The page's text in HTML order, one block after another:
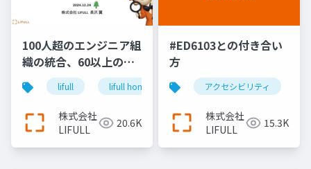
100人超のエンジニア組
織の統合、60以上のア
プリケーションの基盤
集約、日本最大級の不
動産・住宅情報サイト
『LIFULL HOME'S』を
支え続けるエンジニア
lifull lifull home's cto keel
株式会社
LIFULL
20.6K
#ED6103との付き合い
方
アクセシビリティ
株式会社
LIFULL
15.3K